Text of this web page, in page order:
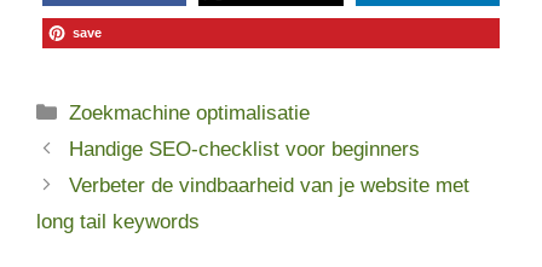
save
Categorieën
Zoekmachine optimalisatie
Handige SEO-checklist voor beginners
Verbeter de vindbaarheid van je website met
long tail keywords